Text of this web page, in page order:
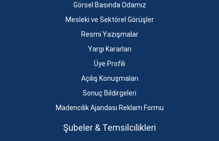
Görsel Basında Odamız
Mesleki ve Sektörel Görüşler
Resmi Yazışmalar
Yargı Kararları
Üye Profili
Açılış Konuşmaları
Sonuç Bildirgeleri
Madencilik Ajandası Reklam Formu
Şubeler & Temsilcilikleri